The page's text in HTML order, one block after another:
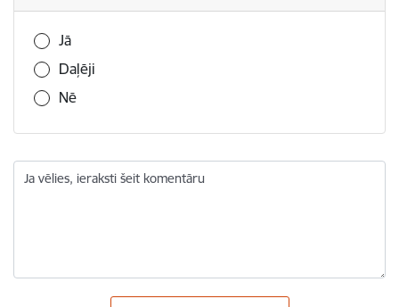
Vai šī informācija bija noderīga?
Jā
Daļēji
Nē
Ja vēlies, ieraksti šeit komentāru